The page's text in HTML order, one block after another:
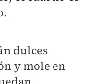
dulces
y mole en